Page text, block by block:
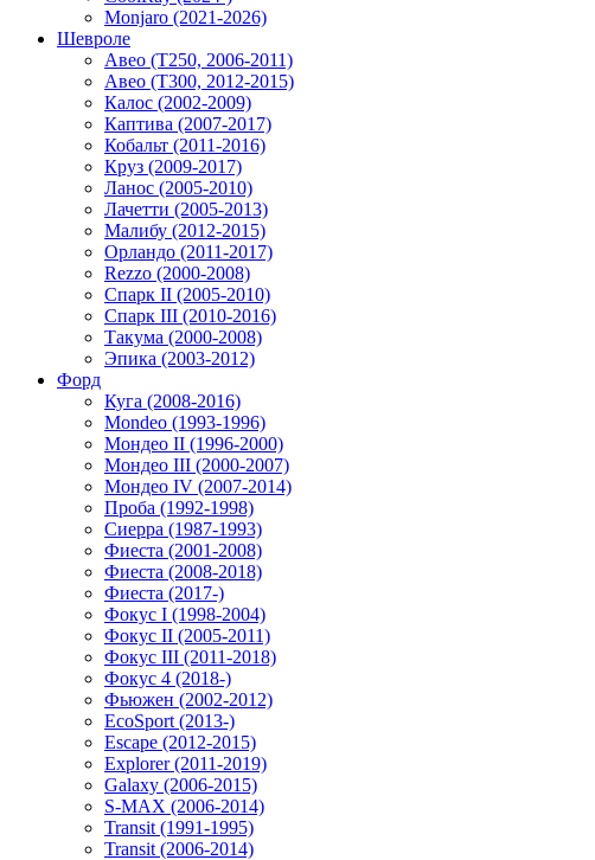
Monjaro (2021-2026)
Шевроле
Авео (T250, 2006-2011)
Авео (T300, 2012-2015)
Калос (2002-2009)
Каптива (2007-2017)
Кобальт (2011-2016)
Круз (2009-2017)
Ланос (2005-2010)
Лачетти (2005-2013)
Малибу (2012-2015)
Орландо (2011-2017)
Rezzo (2000-2008)
Спарк II (2005-2010)
Спарк III (2010-2016)
Такума (2000-2008)
Эпика (2003-2012)
Форд
Куга (2008-2016)
Mondeo (1993-1996)
Мондео II (1996-2000)
Мондео III (2000-2007)
Мондео IV (2007-2014)
Проба (1992-1998)
Сиерра (1987-1993)
Фиеста (2001-2008)
Фиеста (2008-2018)
Фиеста (2017-)
Фокус I (1998-2004)
Фокус II (2005-2011)
Фокус III (2011-2018)
Фокус 4 (2018-)
Фьюжен (2002-2012)
EcoSport (2013-)
Escape (2012-2015)
Explorer (2011-2019)
Galaxy (2006-2015)
S-MAX (2006-2014)
Transit (1991-1995)
Transit (2006-2014)